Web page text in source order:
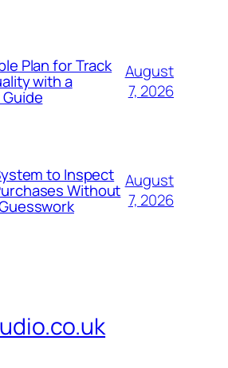
Plan for Track
with a
August
7, 2026
to Inspect
Without August
7, 2026